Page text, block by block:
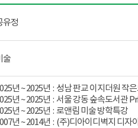
유정
술
년 ~ 2025년 : 성남 판교 이지더원 작
년 ~ 2025년 : 서울 강동 숲속도서관
년 ~ 2025년 : 로앤림 미술 방학특강
년 ~ 2014년 : (주)디아이디벽지 디자